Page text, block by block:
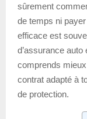
sûrement
de temps ni
efficace est
d’assurance
comprends
contrat adapté à
de protection.